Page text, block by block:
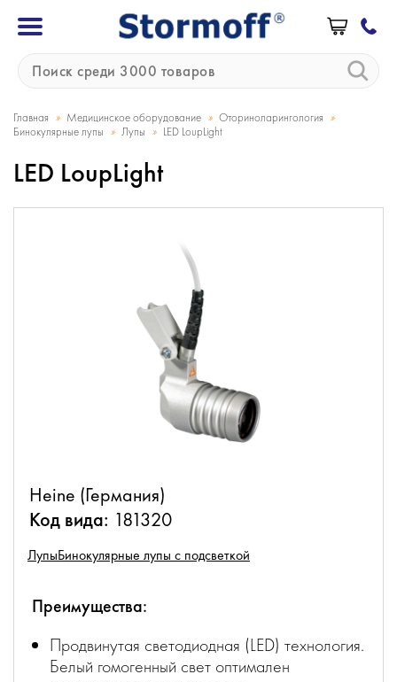
Главная » Медицинское оборудование » Оториноларингология »
Бинокулярные лупы » Лупы » LED LoupLight
LED LoupLight
Heine (Германия)
Код вида: 181320
ЛупыБинокулярные лупы с подсветкой
Преимущества:
Продвинутая светодиодная (LED) технология.
Белый гомогенный свет оптимален